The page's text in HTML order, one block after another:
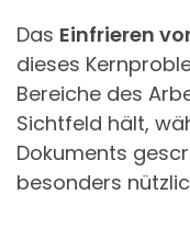
Das Einfrieren
dieses
Bereiche des
Sichtfeld hält,
Dokuments
besonders